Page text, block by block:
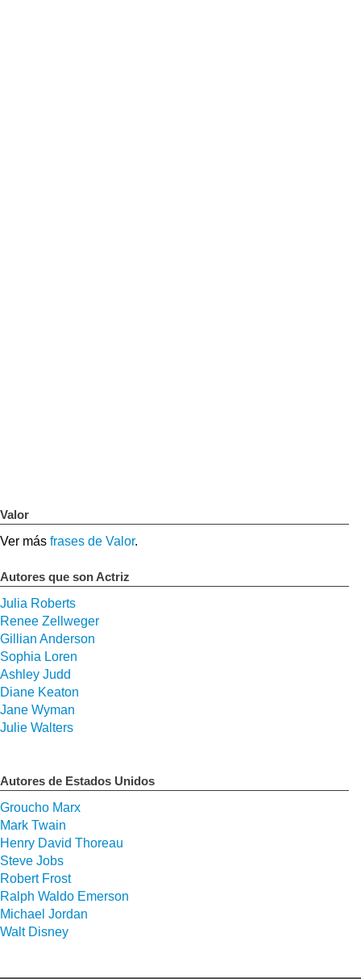
Valor
Ver más frases de Valor.
Autores que son Actriz
Julia Roberts
Renee Zellweger
Gillian Anderson
Sophia Loren
Ashley Judd
Diane Keaton
Jane Wyman
Julie Walters
Autores de Estados Unidos
Groucho Marx
Mark Twain
Henry David Thoreau
Steve Jobs
Robert Frost
Ralph Waldo Emerson
Michael Jordan
Walt Disney